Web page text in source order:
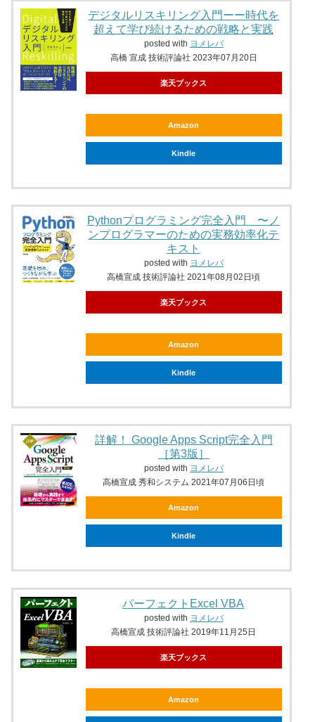
デジタルリスキリング入門ーー時代を
超えて学び続けるための戦略と実践
posted with ヨメレバ
高橋 宣成 技術評論社 2023年07月20日
楽天ブックス
Amazon
Kindle
Pythonプログラミング完全入門 〜ノ
ンプログラマーのための実務効率化テ
キスト
posted with ヨメレバ
高橋宣成 技術評論社 2021年08月02日頃
楽天ブックス
Amazon
Kindle
詳解！ Google Apps Script完全入門
［第3版］
posted with ヨメレバ
高橋宣成 秀和システム 2021年07月06日頃
Amazon
Kindle
パーフェクトExcel VBA
posted with ヨメレバ
高橋宣成 技術評論社 2019年11月25日
楽天ブックス
Amazon